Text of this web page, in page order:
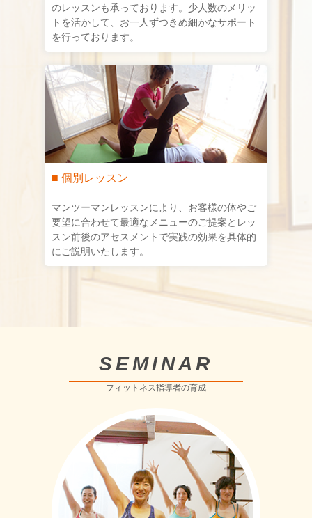
のレッスンも承っております。少人数のメリッ
トを活かして、お一人ずつきめ細かなサポート
を行っております。
■ 個別レッスン
マンツーマンレッスンにより、お客様の体やご
要望に合わせて最適なメニューのご提案とレッ
スン前後のアセスメントで実践の効果を具体的
にご説明いたします。
SEMINAR
フィットネス指導者の育成